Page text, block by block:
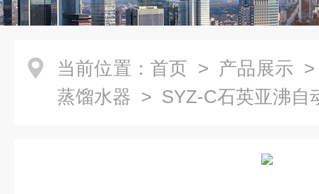
当前位置： 首页 > 产品展示
蒸馏水器 > SYZ-C石英亚沸自